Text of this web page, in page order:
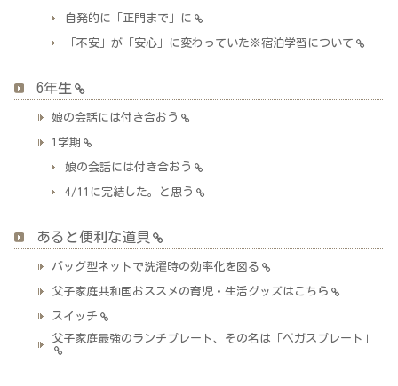
自発的に「正門まで」に
「不安」が「安心」に変わっていた※宿泊学習について
6年生
娘の会話には付き合おう
1学期
娘の会話には付き合おう
4/11に完結した。と思う
あると便利な道具
バッグ型ネットで洗濯時の効率化を図る
父子家庭共和国おススメの育児・生活グッズはこちら
スイッチ
父子家庭最強のランチプレート、その名は「ベガスプレート」